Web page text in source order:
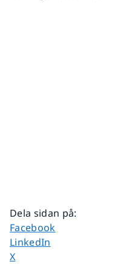
Dela sidan på:
Dela sidan på
Facebook
Dela sidan på
LinkedIn
Dela sidan på
X